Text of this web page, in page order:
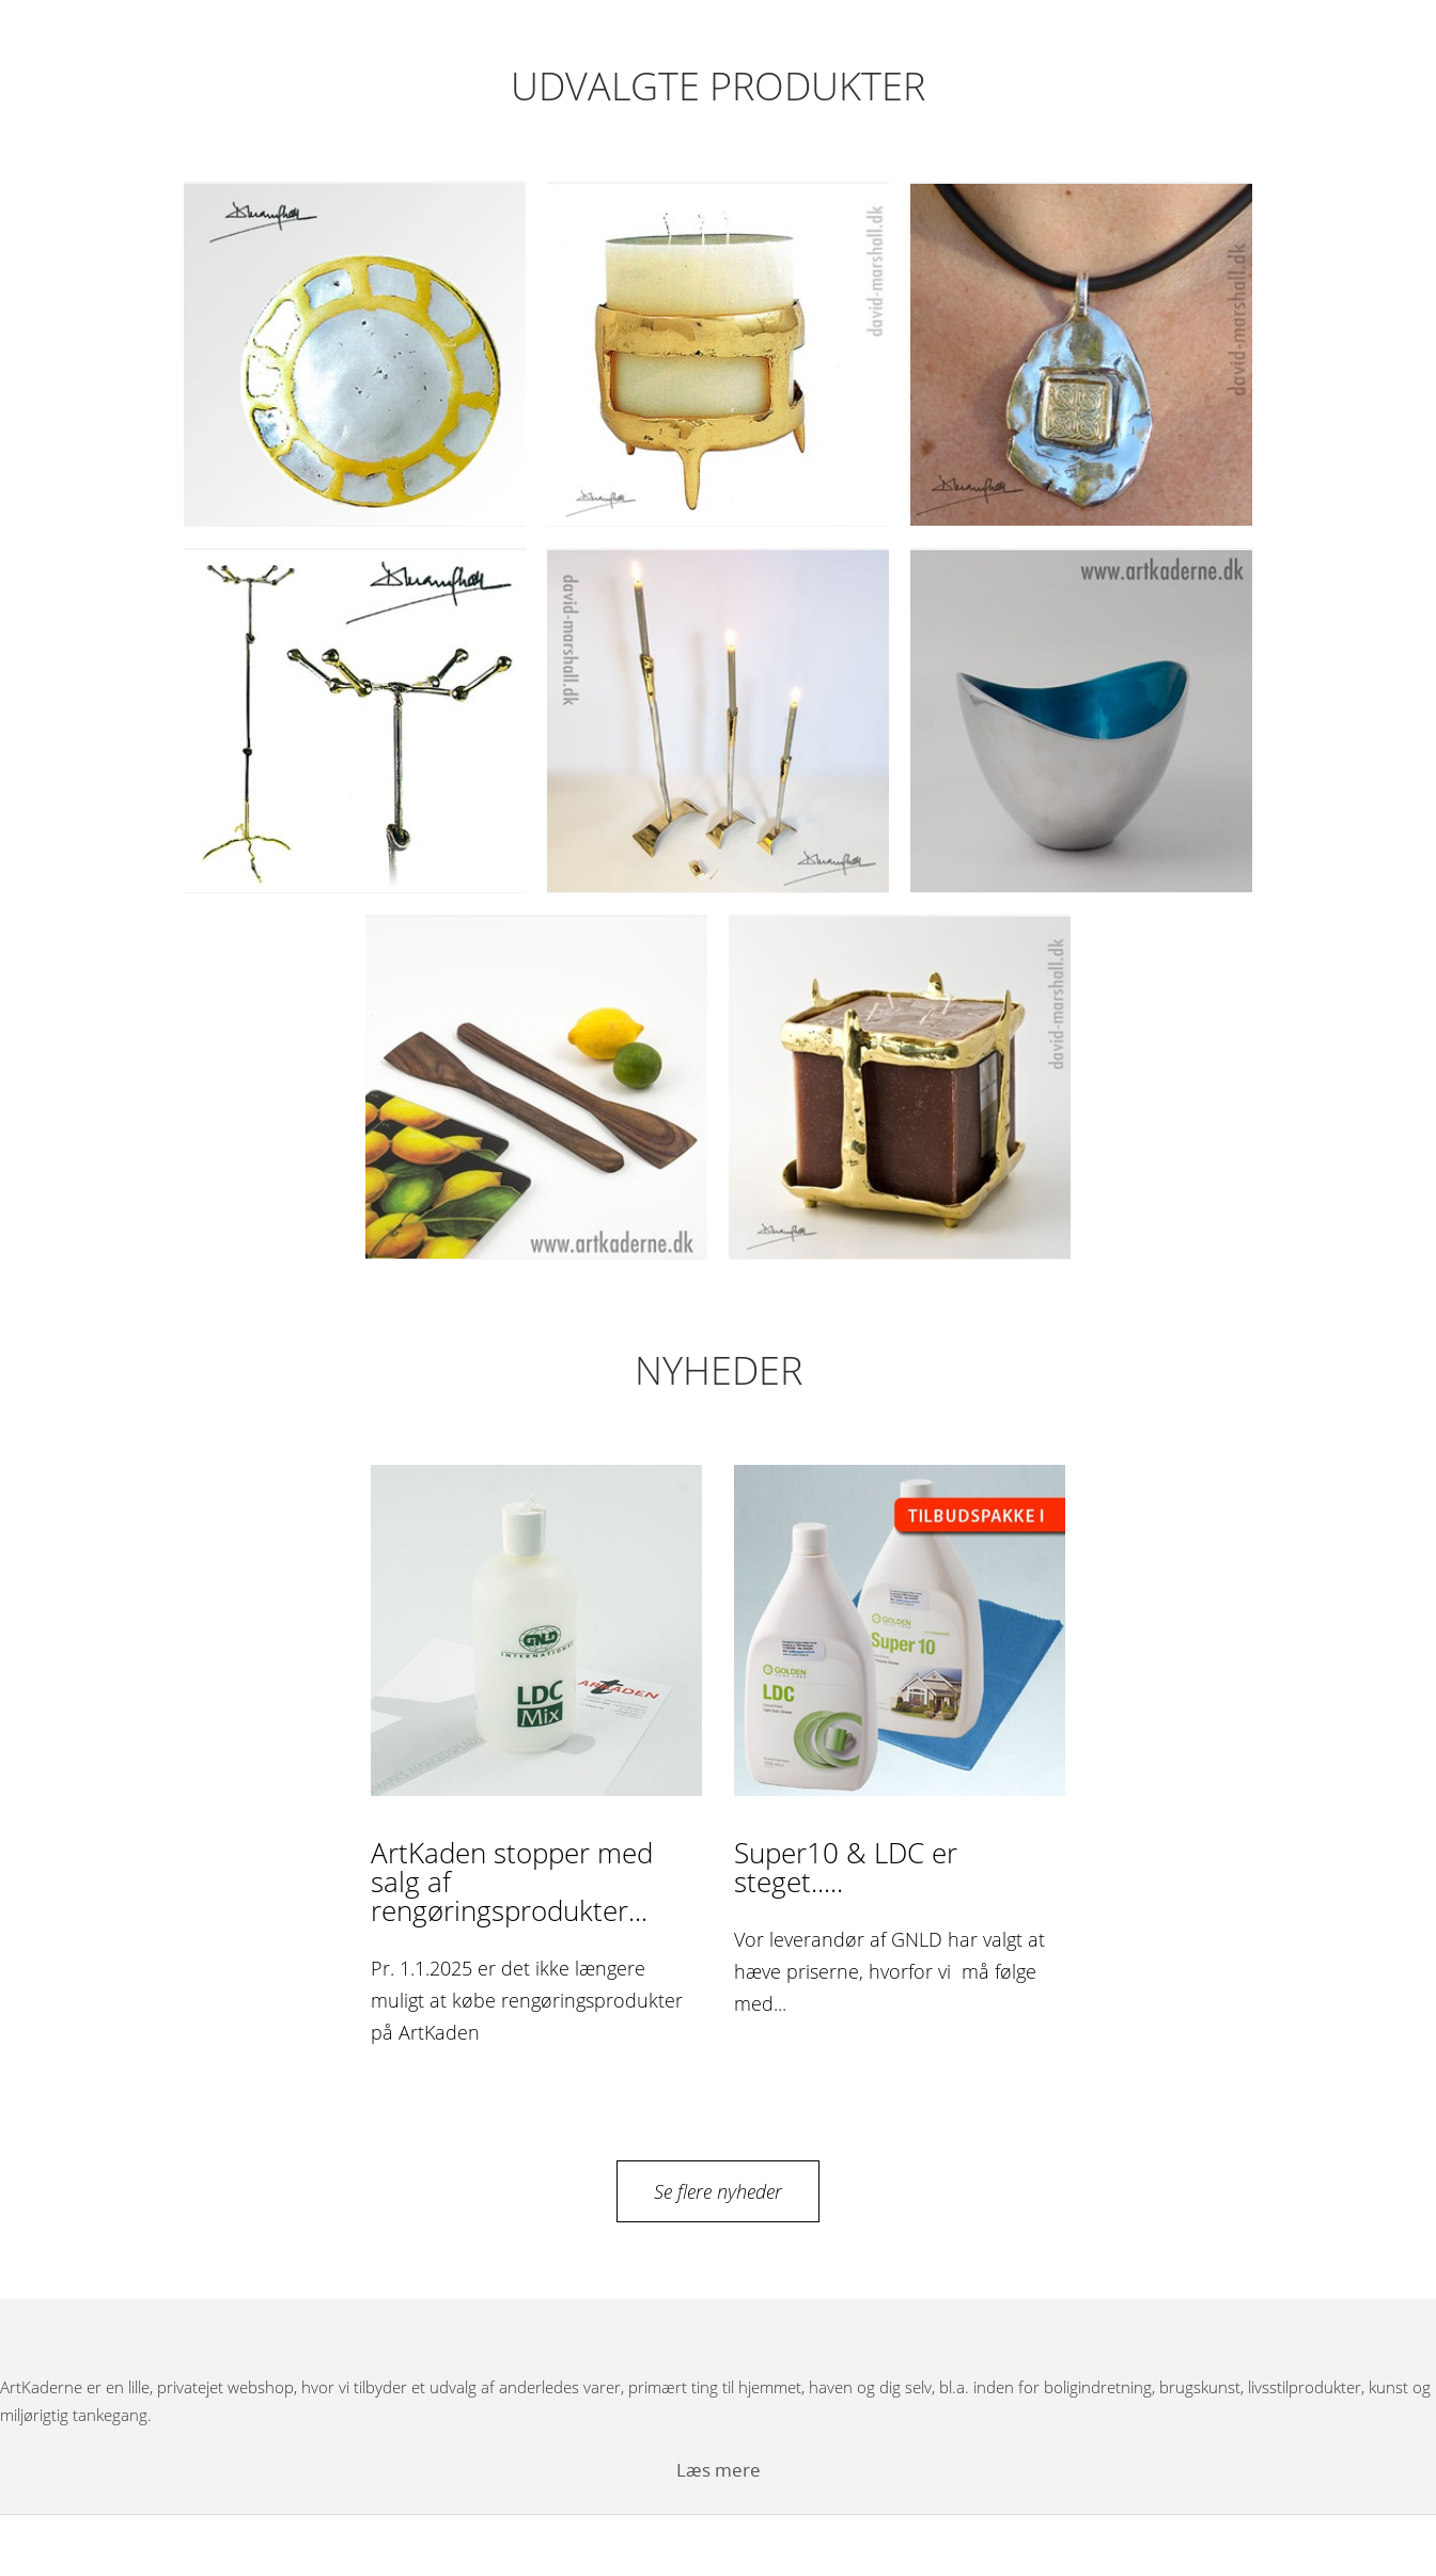
UDVALGTE PRODUKTER
DÆKKETALLERKEN -
MARGARITA
Se detajler
BLOKLYS STAGE - VELA
Se detajler
KILLIANE HALSSMYKKE I
SØLV
Se detajler
STUMTJENER - KNOT
LYSESTAGE MEDIAVAL
CANDELABRA I
Se detajler
ALUMINIUM SKÅL, TURKIS -
HØJ
SPADEFORMET
SALATBESTIK
Se detajler
LYSESTAGE TIL BLOKLYS -
SQUARE
Se detajler
NYHEDER
ArtKaden stopper med
salg af
rengøringsprodukter...
Pr. 1.1.2025 er det ikke længere
muligt at købe rengøringsprodukter
på ArtKaden
Super10 & LDC er
steget.....
Vor leverandør af GNLD har valgt at
hæve priserne, hvorfor vi må følge
med...
Se flere nyheder
ArtKaderne er en lille, privatejet webshop, hvor vi tilbyder et udvalg af anderledes varer, primært ting til hjemmet, haven og dig selv, bl.a. inden for boligindretning, brugskunst, livsstilprodukter, kunst og
miljørigtig tankegang.
Læs mere